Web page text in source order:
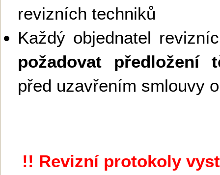
revizních techniků
Každý objednatel
požadovat předložení
před uzavřením smlouvy
!! Revizní protokoly